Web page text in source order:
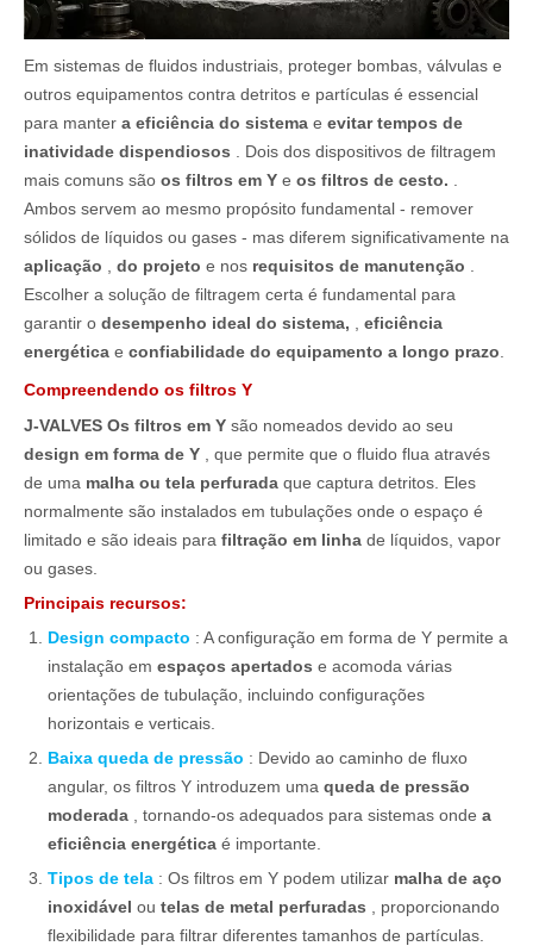
Em sistemas de fluidos industriais, proteger bombas, válvulas e
outros equipamentos contra detritos e partículas é essencial
para manter a eficiência do sistema e evitar tempos de
inatividade dispendiosos
. Dois dos dispositivos de filtragem
mais comuns são os filtros em Y e os filtros de cesto.
Ambos servem ao mesmo propósito fundamental - remover
sólidos de líquidos ou gases - mas diferem significativamente na
aplicação
do projeto e nos requisitos de manutenção
Escolher a solução de filtragem certa é fundamental para
garantir o desempenho ideal do sistema,
eficiência
energética e confiabilidade do equipamento a longo prazo
Compreendendo os filtros Y
J-VALVES Os filtros em Y são nomeados devido ao seu
design em forma de Y
, que permite que o fluido flua através
de uma malha ou tela perfurada que captura detritos. Eles
normalmente são instalados em tubulações onde o espaço é
limitado e são ideais para filtração em linha de líquidos, vapor
ou gases.
Principais recursos:
Design compacto : A configuração em forma de Y permite a
instalação em espaços apertados e acomoda várias
orientações de tubulação, incluindo configurações
horizontais e verticais.
Baixa queda de pressão : Devido ao caminho de fluxo
angular, os filtros Y introduzem uma queda de pressão
moderada
, tornando-os adequados para sistemas onde a
eficiência energética é importante.
Tipos de tela : Os filtros em Y podem utilizar malha de aço
inoxidável ou telas de metal perfuradas
, proporcionando
flexibilidade para filtrar diferentes tamanhos de partículas.